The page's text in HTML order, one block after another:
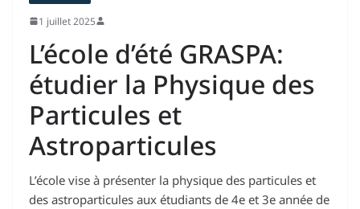
1 juillet 2025
L’école d’été GRASPA:
étudier la Physique des
Particules et
Astroparticules
L’école vise à présenter la physique des particules et
des astroparticules aux étudiants de 4e et 3e année de